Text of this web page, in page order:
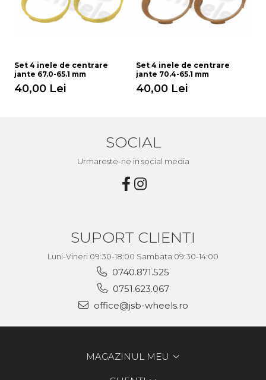
Set 4 inele de centrare
jante 67.0-65.1 mm
40,00 Lei
Set 4 inele de centrare
jante 70.4-65.1 mm
40,00 Lei
SOCIAL
Urmareste-ne in social media
SUPORT CLIENTI
Luni-Vineri 09:30-18:00 Sambata 09:30-14:00
0740.871.525
0751.623.067
office@jsb-wheels.ro
MAGAZINUL MEU